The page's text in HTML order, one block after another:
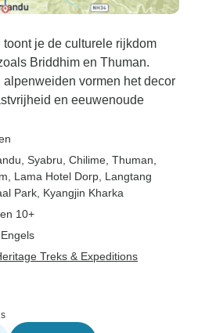
toont je de culturele rijkdom
Briddhim en Thuman.
vormen het decor
en eeuwenoude
, Syabru , Chilime , Thuman
, Lama Hotel Dorp , Langtang
Park , Kyangjin Kharka
10+
Treks & Expeditions